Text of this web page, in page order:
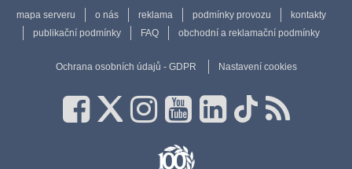
mapa serveru o nás reklama podmínky provozu
kontakty
publikační podmínky
FAQ obchodní a reklamační podmínky
Ochrana osobních údajů - GDPR Nastavení cookies